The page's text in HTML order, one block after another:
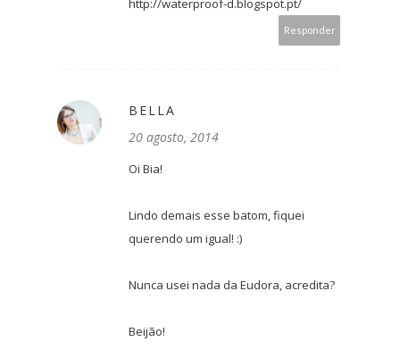
http://waterproof-d.blogspot.pt/
Responder
BELLA
20 agosto, 2014
Oi Bia!
Lindo demais esse batom, fiquei
querendo um igual! :)
Nunca usei nada da Eudora, acredita?
Beijão!